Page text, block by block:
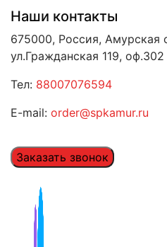
Наши контакты
675000, Россия, Амурская
ул.Гражданская 119, оф.302
Тел: 88007076594
E-mail: order@spkamur.ru
Заказать звонок